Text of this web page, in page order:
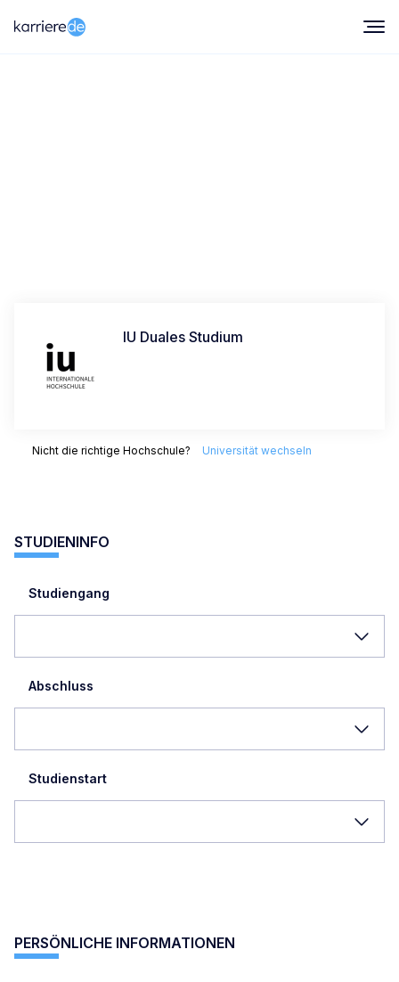
IU Duales Studium
Nicht die richtige Hochschule? Universität wechseln
STUDIENINFO
Studiengang
Abschluss
Studienstart
PERSÖNLICHE INFORMATIONEN